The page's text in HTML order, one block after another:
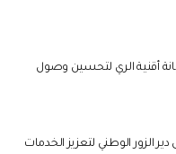
أقنية الري لتحسين وصول
الوطني لتعزيز الخدمات